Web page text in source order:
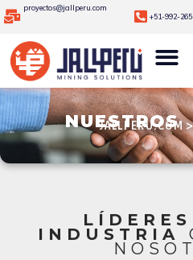
proyectos@jallperu.com
+51-992-
JALLPERU.COM
NUESTROS
INDUSTRIA